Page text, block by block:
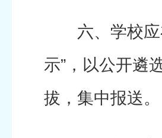
六、学校应
示”，以公开遴
拔，集中报送。